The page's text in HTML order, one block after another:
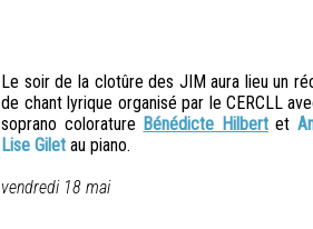
Le soir de la clotûre des JIM aura lieu un
de chant lyrique organisé par le CERCLL
soprano colorature Bénédicte Hilbertet
Lise Gilet au piano.
vendredi 18 mai